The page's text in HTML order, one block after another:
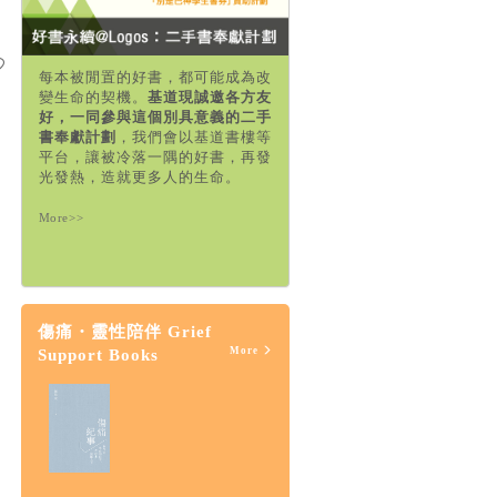
每本被閒置的好書，都可能成為改
變生命的契機。 基道現誠邀各方友
好，一同參與這個別具意義的二手
書奉獻計劃 ，我們會以基道書樓等
平台，讓被冷落一隅的好書，再發
光發熱，造就更多人的生命。
More>>
傷痛・靈性陪伴 Grief
Support Books
More